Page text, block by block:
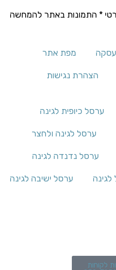
* התמונות באתר להמחשה
עסקה מפת אתר
הצהרת נגישות
ערסל כיופית לגינה
ערסל לגינה ולחצר
ערסל נדנדה לגינה
ערסל ישיבה לגינה
לקוחות